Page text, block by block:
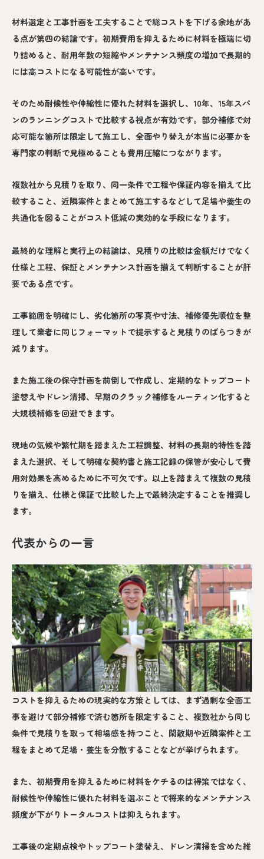
材料選定と工事計画を工夫することで総コストを下げる余地があ
る点が第四の結論です。初期費用を抑えるために材料を極端に切
り詰めると、耐用年数の短縮やメンテナンス頻度の増加で長期的
には高コストになる可能性が高いです。
そのため耐候性や伸縮性に優れた材料を選択し、10年、15年スパ
ンのランニングコストで比較する視点が有効です。部分補修で対
応可能な箇所は限定して施工し、全面やり替えが本当に必要かを
専門家の判断で見極めることも費用圧縮につながります。
複数社から見積りを取り、同一条件で工程や保証内容を揃えて比
較すること、近隣案件とまとめて施工するなどして足場や養生の
共通化を図ることがコスト低減の実効的な手段になります。
最終的な理解と実行上の結論は、見積りの比較は金額だけでなく
仕様と工程、保証とメンテナンス計画を揃えて判断することが肝
要である点です。
工事範囲を明確にし、劣化箇所の写真や寸法、補修優先順位を整
理して業者に同じフォーマットで提示すると見積りのばらつきが
減ります。
また施工後の保守計画を前倒しで作成し、定期的なトップコート
塗替えやドレン清掃、早期のクラック補修をルーティン化すると
大規模補修を回避できます。
現地の気候や繁忙期を踏まえた工程調整、材料の長期的特性を踏
まえた選択、そして明確な契約書と施工記録の保管が安心して費
用対効果を高めるために不可欠です。以上を踏まえて複数の見積
りを揃え、仕様と保証で比較した上で最終決定することを推奨し
ます。
代表からの一言
コストを抑えるための現実的な方策としては、まず過剰な全面工
事を避けて部分補修で済む箇所を限定すること、複数社から同じ
条件で見積りを取って相場感を持つこと、閑散期や近隣案件と工
程をまとめて足場・養生を分散することなどが挙げられます。
また、初期費用を抑えるために材料をケチるのは得策ではなく、
耐候性や伸縮性に優れた材料を選ぶことで将来的なメンテナンス
頻度が下がりトータルコストは抑えられます。
工事後の定期点検やトップコート塗替え、ドレン清掃を含めた維